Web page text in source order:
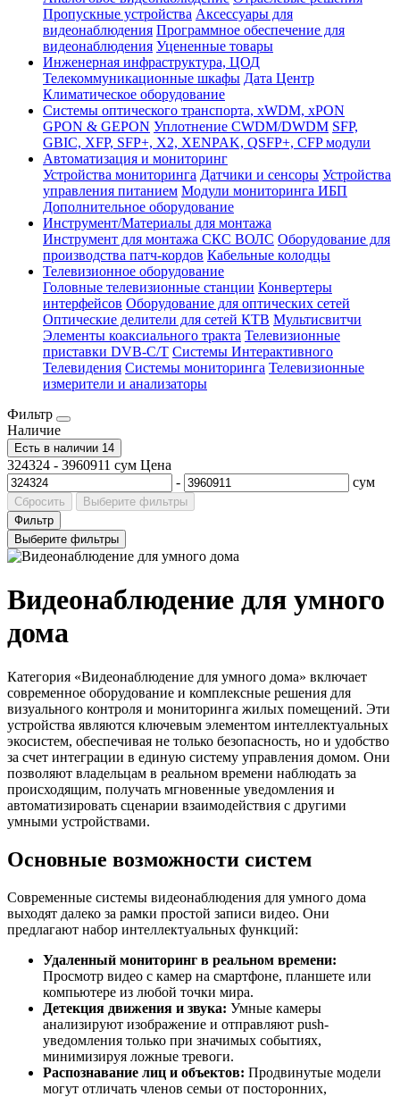
Пропускные устройства Аксессуары для
видеонаблюдения Программное обеспечение для
видеонаблюдения Уцененные товары
Инженерная инфраструктура, ЦОД
Телекоммуникационные шкафы Дата Центр
Климатичeское оборудование
Системы оптического транспорта, xWDM, xPON
GPON & GEPON Уплотнение CWDM/DWDM SFP,
GBIC, XFP, SFP+, X2, XENPAK, QSFP+, CFP модули
Автоматизация и мониторинг
Устройства мониторинга Датчики и сенсоры Устройства
управления питанием Модули мониторинга ИБП
Дополнительное оборудование
Инструмент/Материалы для монтажа
Инструмент для монтажа СКС ВОЛС Оборудование для
производства патч-кордов Кабельные колодцы
Телевизионное оборудование
Головные телевизионные станции Конвертеры
интерфейсов Оборудование для оптических сетей
Оптические делители для сетей КТВ Мультисвитчи
Элементы коаксиального тракта Телевизионные
приставки DVB-C/T Системы Интерактивного
Телевидения Системы мониторинга Телевизионные
измерители и анализаторы
Фильтр
Наличие
Есть в наличии 14
324324 - 3960911 сум Цена
-
сум
Сбросить
Выберите фильтры
Фильтр
Выберите фильтры
Видеонаблюдение для умного
дома
Категория «Видеонаблюдение для умного дома» включает
современное оборудование и комплексные решения для
визуального контроля и мониторинга жилых помещений. Эти
устройства являются ключевым элементом интеллектуальных
экосистем, обеспечивая не только безопасность, но и удобство
за счет интеграции в единую систему управления домом. Они
позволяют владельцам в реальном времени наблюдать за
происходящим, получать мгновенные уведомления и
автоматизировать сценарии взаимодействия с другими
умными устройствами.
Основные возможности систем
Современные системы видеонаблюдения для умного дома
выходят далеко за рамки простой записи видео. Они
предлагают набор интеллектуальных функций:
Удаленный мониторинг в реальном времени:
Просмотр видео с камер на смартфоне, планшете или
компьютере из любой точки мира.
Детекция движения и звука: Умные камеры
анализируют изображение и отправляют push-
уведомления только при значимых событиях,
минимизируя ложные тревоги.
Распознавание лиц и объектов: Продвинутые модели
могут отличать членов семьи от посторонних,